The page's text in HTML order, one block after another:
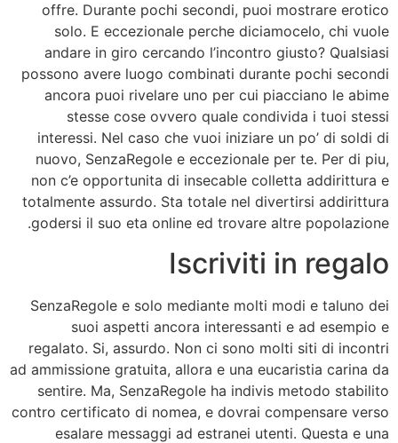
offre. Durante pochi secondi, puoi mostrare erotico
solo. E eccezionale perche diciamocelo, chi vuole
andare in giro cercando l’incontro giusto? Qualsiasi
possono avere luogo combinati durante pochi secondi
ancora puoi rivelare uno per cui piacciano le abime
stesse cose ovvero quale condivida i tuoi stessi
interessi. Nel caso che vuoi iniziare un po’ di soldi di
nuovo, SenzaRegole e eccezionale per te. Per di piu,
non c’e opportunita di insecable colletta addirittura e
totalmente assurdo. Sta totale nel divertirsi addirittura
godersi il suo eta online ed trovare altre popolazione.
Iscriviti in regalo
SenzaRegole e solo mediante molti modi e taluno dei
suoi aspetti ancora interessanti e ad esempio e
regalato. Si, assurdo. Non ci sono molti siti di incontri
ad ammissione gratuita, allora e una eucaristia carina da
sentire. Ma, SenzaRegole ha indivis metodo stabilito
contro certificato di nomea, e dovrai compensare verso
esalare messaggi ad estranei utenti. Questa e una